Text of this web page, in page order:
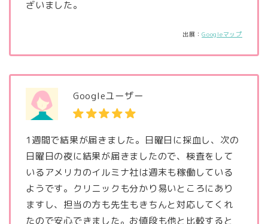
ざいました。
出展：Googleマップ
Googleユーザー
1週間で結果が届きました。日曜日に採血し、次の
日曜日の夜に結果が届きましたので、検査をして
いるアメリカのイルミナ社は週末も稼働している
ようです。クリニックも分かり易いところにあり
ますし、担当の方も先生もきちんと対応してくれ
たので安心できました。お値段も他と比較すると